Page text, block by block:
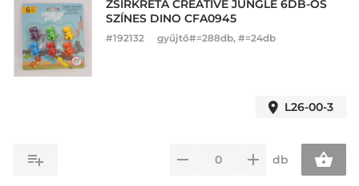
ZSÍRKRÉTA CREATIVE JUNGLE 6DB-OS
SZÍNES DINO CFA0945
#192132 gyűjtő#=288db, #=24db
L26-00-3
db